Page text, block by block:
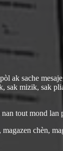
ak sache
sak mizik, sak
tout mond lan
chèn,